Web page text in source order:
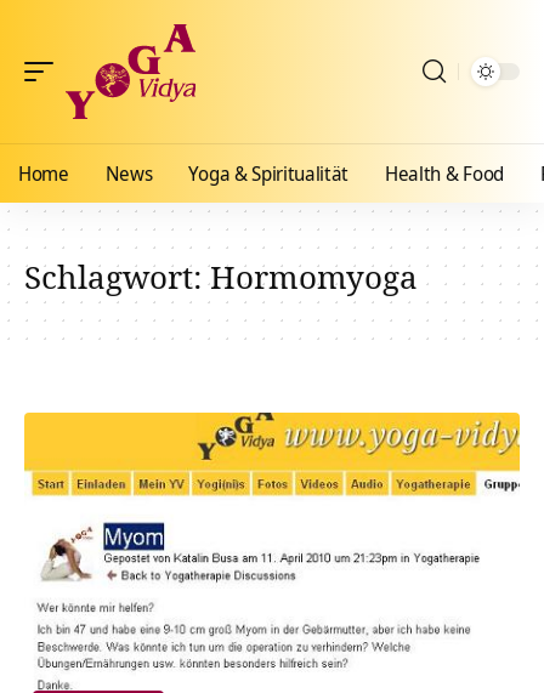
Home News Yoga & Spiritualität Health & Food
Schlagwort:Hormomyoga